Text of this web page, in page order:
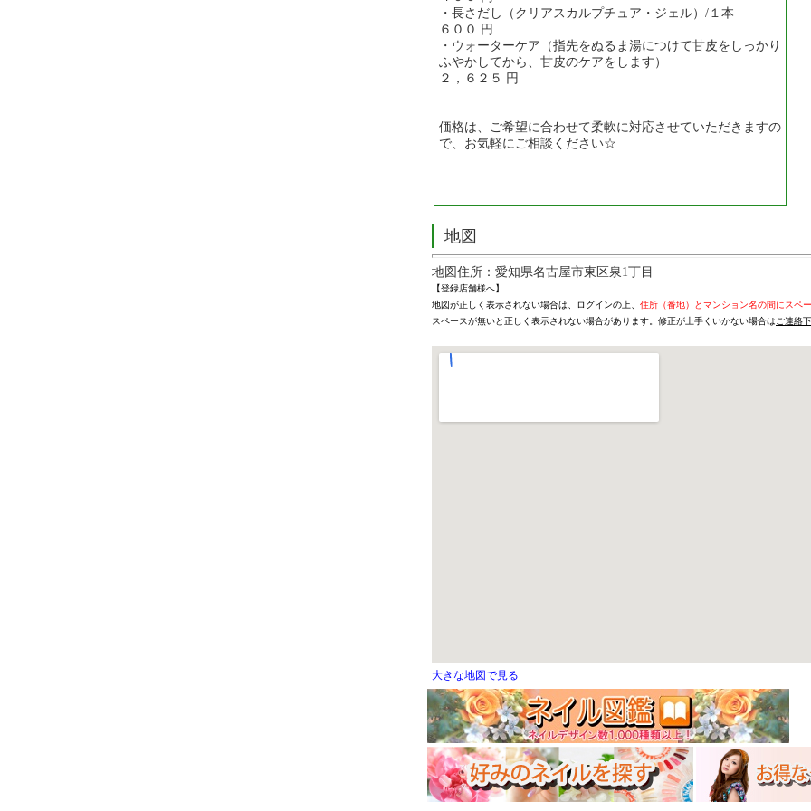
・長さだし（クリアスカルプチュア・ジェル）/１本
６００ 円
・ウォーターケア（指先をぬるま湯につけて甘皮をしっかり
ふやかしてから、甘皮のケアをします）
２，６２５ 円
価格は、ご希望に合わせて柔軟に対応させていただきますの
で、お気軽にご相談ください☆
地図
地図住所：愛知県名古屋市東区泉1丁目
【登録店舗様へ】
地図が正しく表示されない場合は、ログインの上、 住所（番地）とマンション名の間にスペ
スペースが無いと正しく表示されない場合があります。修正が上手くいかない場合は ご連絡
大きな地図で見る